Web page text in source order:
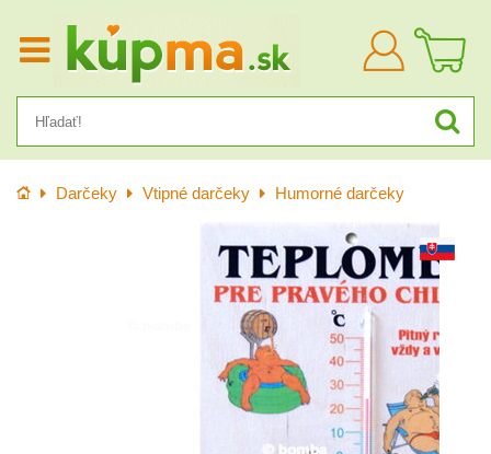
Prihlásiť
sa
Úvod Darčeky Vtipné darčeky Humorné darčeky